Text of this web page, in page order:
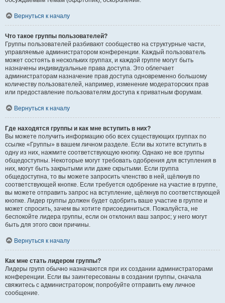
Вернуться к началу
Что такое группы пользователей?
Группы пользователей разбивают сообщество на структурные части,
управляемые администратором конференции. Каждый пользователь
может состоять в нескольких группах, и каждой группе могут быть
назначены индивидуальные права доступа. Это облегчает
администраторам назначение прав доступа одновременно большому
количеству пользователей, например, изменение модераторских прав
или предоставление пользователям доступа к приватным форумам.
Вернуться к началу
Где находятся группы и как мне вступить в них?
Вы можете получить информацию обо всех существующих группах по
ссылке «Группы» в вашем личном разделе. Если вы хотите вступить в
одну из них, нажмите соответствующую кнопку. Однако не все группы
общедоступны. Некоторые могут требовать одобрения для вступления в
них, могут быть закрытыми или даже скрытыми. Если группа
общедоступна, то вы можете запросить членство в ней, щёлкнув по
соответствующей кнопке. Если требуется одобрение на участие в группе,
вы можете отправить запрос на вступление, щёлкнув по соответствующей
кнопке. Лидер группы должен будет одобрить ваше участие в группе и
может спросить, зачем вы хотите присоединиться. Пожалуйста, не
беспокойте лидера группы, если он отклонил ваш запрос; у него могут
быть для этого свои причины.
Вернуться к началу
Как мне стать лидером группы?
Лидеры групп обычно назначаются при их создании администраторами
конференции. Если вы заинтересованы в создании группы, сначала
свяжитесь с администратором; попробуйте отправить ему личное
сообщение.